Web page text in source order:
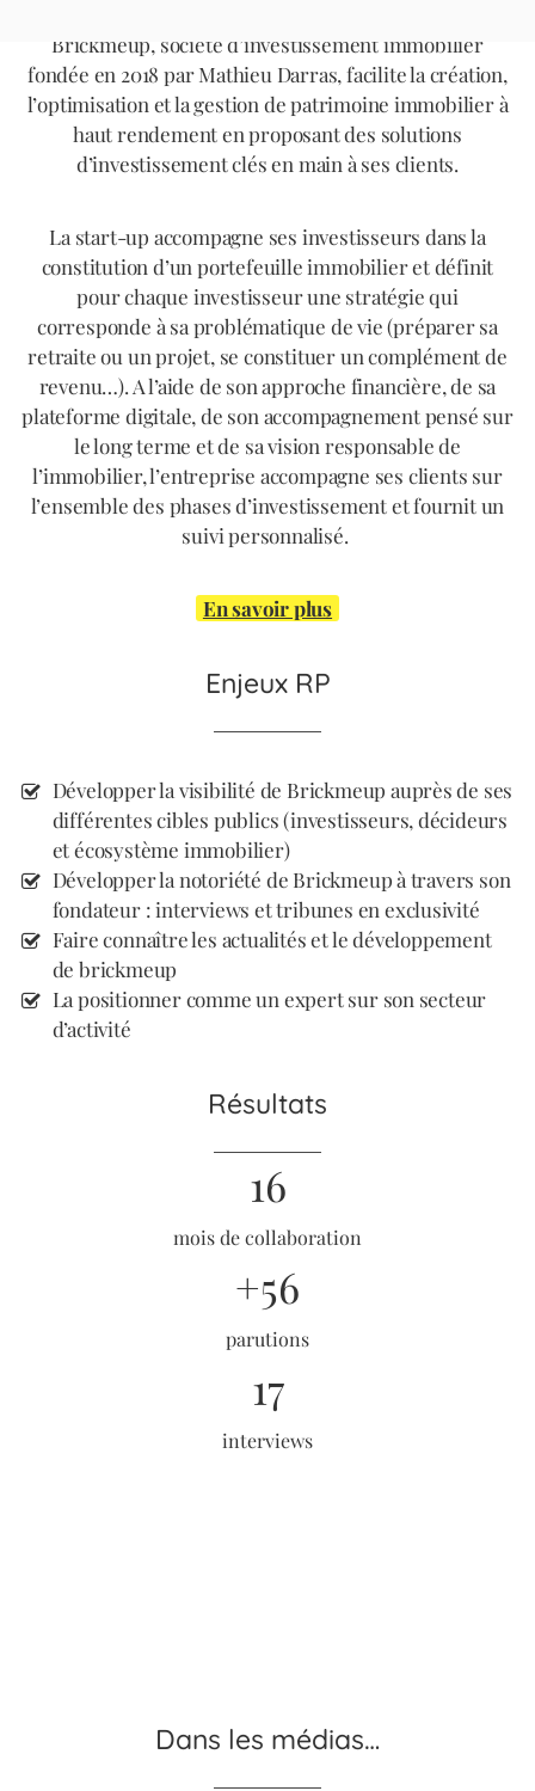
Brickmeup, société d’investissement immobilier
fondée en 2018 par Mathieu Darras, facilite la création,
l’optimisation et la gestion de patrimoine immobilier à
haut rendement en proposant des solutions
d’investissement clés en main à ses clients.
La start-up accompagne ses investisseurs dans la
constitution d’un portefeuille immobilier et définit
pour chaque investisseur une stratégie qui
corresponde à sa problématique de vie (préparer sa
retraite ou un projet, se constituer un complément de
revenu…). A l’aide de son approche financière, de sa
plateforme digitale, de son accompagnement pensé sur
le long terme et de sa vision responsable de
l’immobilier, l’entreprise accompagne ses clients sur
l’ensemble des phases d’investissement et fournit un
suivi personnalisé.
En savoir plus
Enjeux RP
Développer la visibilité de Brickmeup auprès de ses
différentes cibles publics (investisseurs, décideurs
et écosystème immobilier)
Développer la notoriété de Brickmeup à travers son
fondateur : interviews et tribunes en exclusivité
Faire connaître les actualités et le développement
de brickmeup
La positionner comme un expert sur son secteur
d’activité
Résultats
16
mois de collaboration
+56
parutions
17
interviews
Dans les médias…